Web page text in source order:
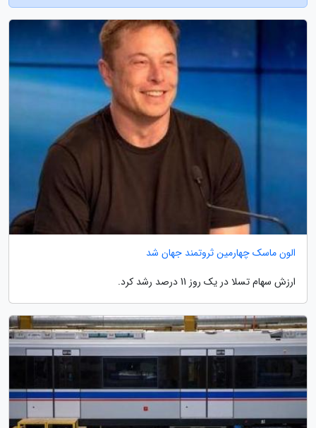
الون ماسک چهارمین ثروتمند جهان شد
ارزش سهام تسلا در یک روز 11 درصد رشد کرد.